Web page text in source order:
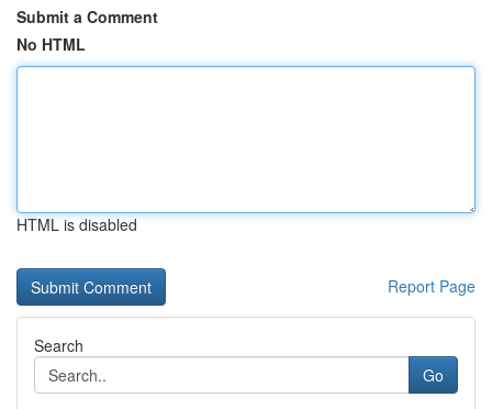
Submit a Comment
No HTML
HTML is disabled
Report Page
Search
Go